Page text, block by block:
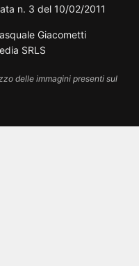
n. 3 del 10/02/2011
Giacometti
SRLS
delle immagini presenti sul